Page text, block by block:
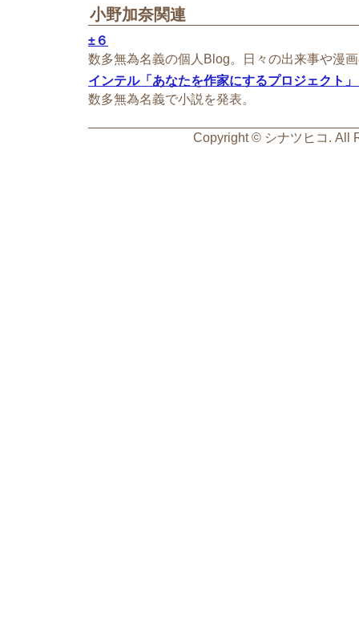
小野加奈関連
±６
数多無為名義の個人Blog。日々の出来事や漫
インテル「あなたを作家にするプロジェクト
数多無為名義で小説を発表。
Copyright © シナツヒコ. All